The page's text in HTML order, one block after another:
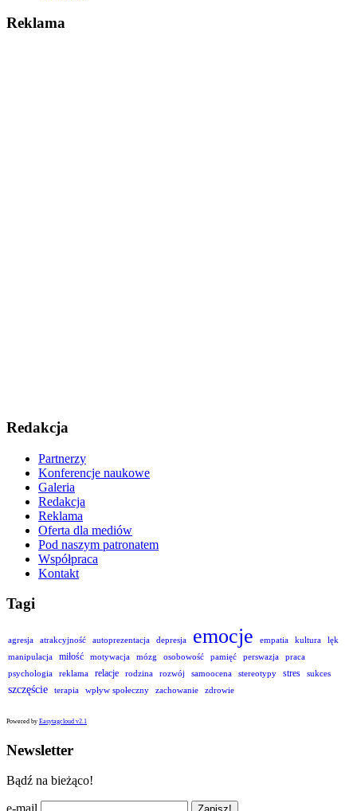
Reklama
Redakcja
Partnerzy
Konferencje naukowe
Galeria
Redakcja
Reklama
Oferta dla mediów
Pod naszym patronatem
Współpraca
Kontakt
Tagi
agresja atrakcyjność autoprezentacja depresja emocje empatia kultura
lęk
manipulacja
miłość motywacja mózg osobowość pamięć perswazja
praca
psychologia
reklama relacje rodzina rozwój samoocena stereotypy stres sukces
szczęście terapia wpływ społeczny zachowanie zdrowie
Powered by Easytagcloud v2.1
Newsletter
Bądź na bieżąco!